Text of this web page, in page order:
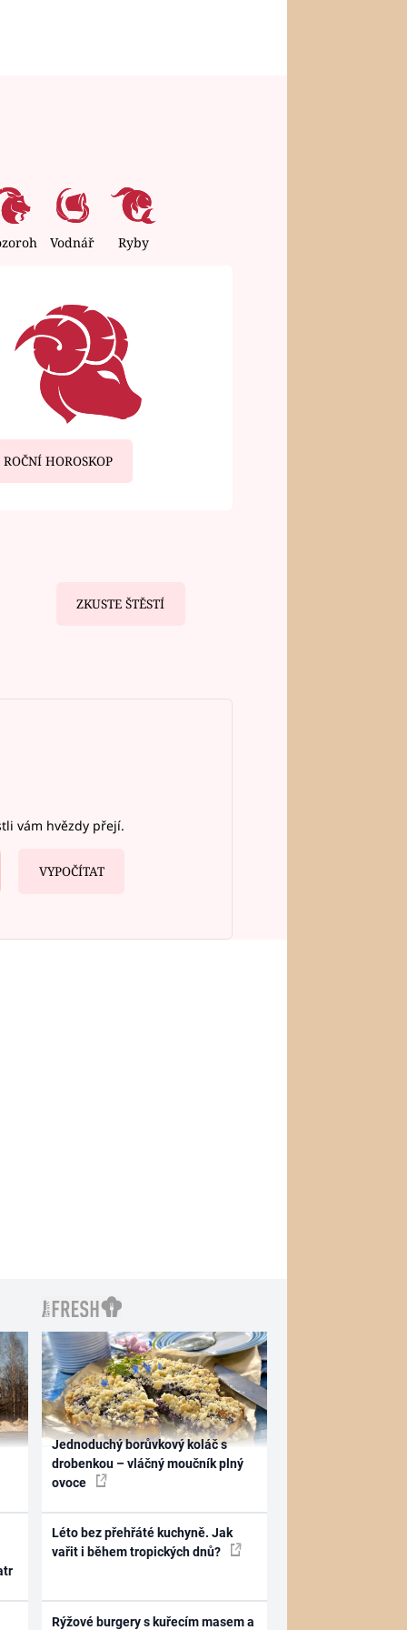
Vodnář Ryby
ROČNÍ HOROSKOP
ZKUSTE ŠTĚSTÍ
vám hvězdy přejí.
VYPOČÍTAT
Jednoduchý borůvkový koláč s
drobenkou – vláčný moučník plný
ovoce
Léto bez přehřáté kuchyně. Jak
vařit i během tropických dnů?
Rýžové burgery s kuřecím masem a